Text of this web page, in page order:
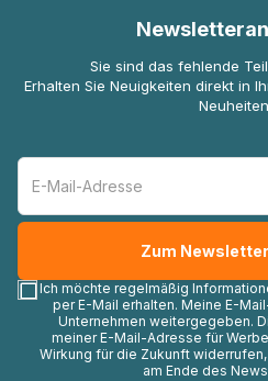
Sie sind das fehlende
Erhalten Sie Neuigkeiten direkt in
Ich möchte regelmäßig
per E-Mail erhalten. Meine E-
Unternehmen weitergegeben.
meiner E-Mail-Adresse für
Wirkung für die Zukunft
am Ende des